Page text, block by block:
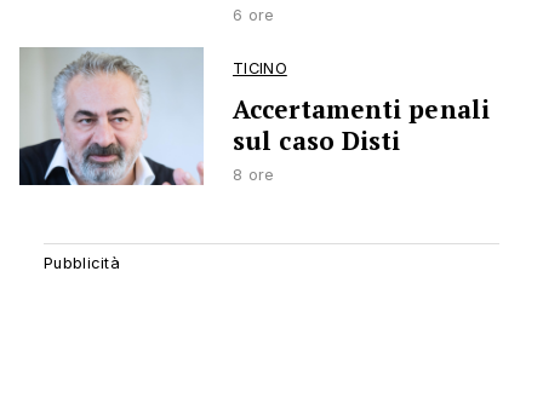
6 ore
TICINO
Accertamenti penali
sul caso Disti
8 ore